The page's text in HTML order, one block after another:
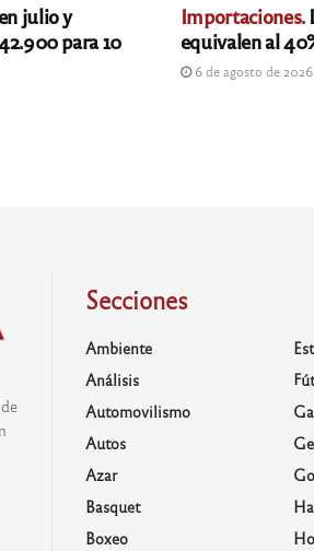
julio y
para 10
Importaciones.
equivalen al
6 de agosto de 2026
Secciones
Ambiente
Análisis
Automovilismo
Autos
Azar
Basquet
Boxeo